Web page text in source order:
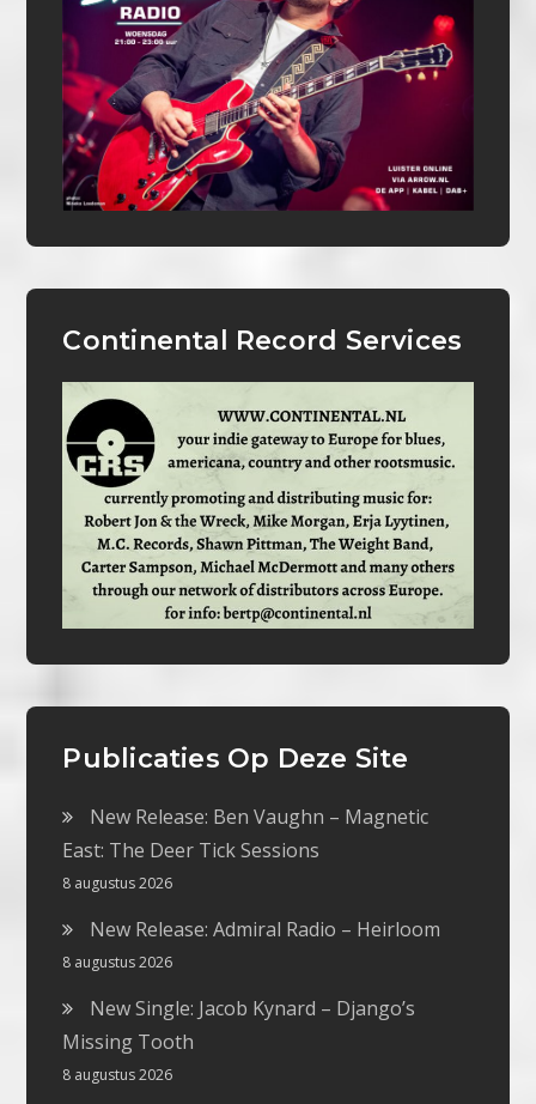
Continental Record Services
Publicaties Op Deze Site
New Release: Ben Vaughn – Magnetic
East: The Deer Tick Sessions
8 augustus 2026
New Release: Admiral Radio – Heirloom
8 augustus 2026
New Single: Jacob Kynard – Django’s
Missing Tooth
8 augustus 2026